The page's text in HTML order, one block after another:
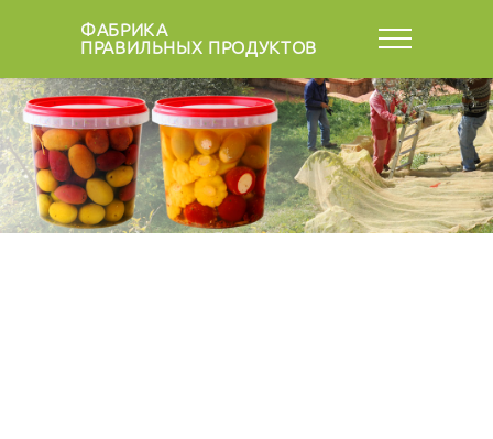
ФАБРИКА
ПРАВИЛЬНЫХ ПРОДУКТОВ